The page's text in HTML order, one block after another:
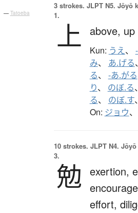
— Tatoeba
3 strokes. JLPT N5. Jōyō
1.
上 above, up
Kun: うえ、
み、 あ.げる
る、 -あ.がる
り、 のぼ.る
る、 のぼ.す
On: ジョウ、
10 strokes. JLPT N4.
3.
勉 exertion,
effort,